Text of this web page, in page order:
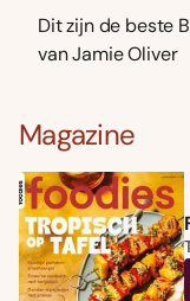
Dit zijn de beste
van Jamie Oliver
Magazine